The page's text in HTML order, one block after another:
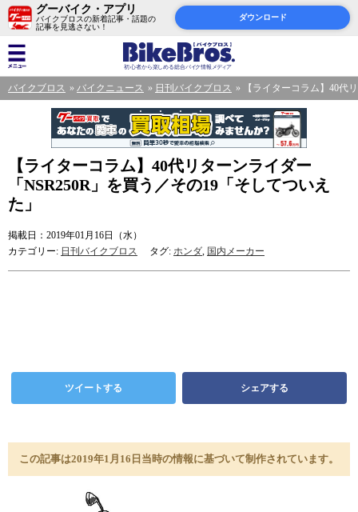
グーバイク・アプリ
バイクブロスの新着記事・話題の
記事を見逃さない！
ダウンロード
バイクブロス バイクニュース 日刊バイクブロス 【ライターコラム】40代
【ライターコラム】40代リターンライダー
「NSR250R」を買う／その19「そしてついえ
た」
掲載日：2019年01月16日（水）
カテゴリー: 日刊バイクブロス タグ: ホンダ, 国内メーカー
ツイートする シェアする
この記事は2019年1月16日当時の情報に基づいて制作されています。